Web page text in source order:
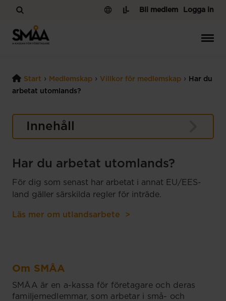
Hoppa till innehåll
Logga in
Bli medlem
Start › Medlemskap › Villkor för medlemskap ›
Har du
arbetat utomlands?
Innehåll
Har du arbetat utomlands?
För dig som senast har arbetat i annat EU/EES-
land gäller särskilda regler för inträde.
Läs mer om utlandsarbete >
Om SMÅA
SMÅA är en a-kassa för företagare och deras
familjemedlemmar, som arbetar i små- och